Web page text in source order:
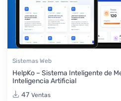
Sistemas Web
HelpKo – Sistema Inteligente de
Inteligencia Artificial
47 Ventas